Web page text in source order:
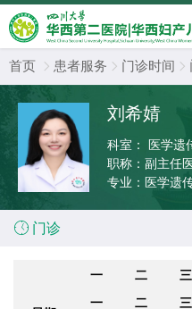
首页  患者服务  门诊时间 
刘希婧
科室：
医学遗
职称： 副主任
专业： 医学遗
 门诊
一 二 三
一
二
三